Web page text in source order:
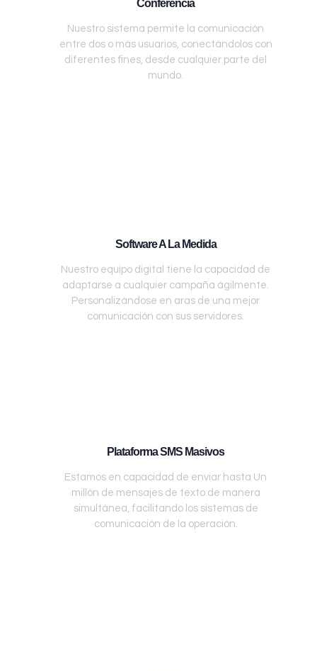
Conferencia
Nuestro sistema permite la comunicación
entre dos o más usuarios, conectándolos con
diferentes fines, desde cualquier parte del
mundo.
Software A La Medida
Nuestro equipo digital tiene la capacidad de
adaptarse a cualquier campaña ágilmente.
Personalizándose en aras de una mejor
comunicación con sus servidores.
Plataforma SMS Masivos
Estamos en capacidad de enviar hasta Un
millón de mensajes de texto de manera
simultánea, facilitando los sistemas de
comunicación de la operación.